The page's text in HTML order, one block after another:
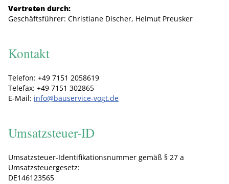
Vertreten durch:
Geschäftsführer: Christiane Discher, Helmut Preusker
Kontakt
Telefon: +49 7151 2058619
Telefax: +49 7151 302865
E-Mail: info@bauservice-vogt.de
Umsatzsteuer-ID
Umsatzsteuer-Identifikationsnummer gemäß § 27 a
Umsatzsteuergesetz:
DE146123565